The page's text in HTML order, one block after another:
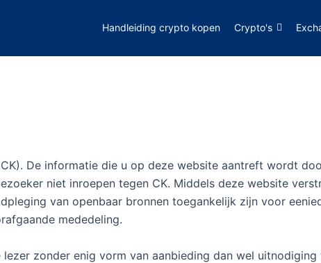
Handleiding crypto kopen Crypto's
De informatie die u op deze website aantreft wordt
niet inroepen tegen CK. Middels deze website
van openbaar bronnen toegankelijk zijn voor
mededeling.
zonder enig vorm van aanbieding dan wel